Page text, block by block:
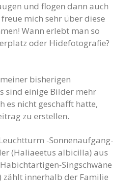
und flogen dann auch
mich sehr über diese
Wann erlebt man so
oder Hidefotografie?
bisherigen
sind einige Bilder mehr
es nicht geschafft hatte,
zu erstellen.
-Sonnenaufgang-
(Haliaeetus albicilla) aus
Singschwäne
zählt innerhalb der Familie